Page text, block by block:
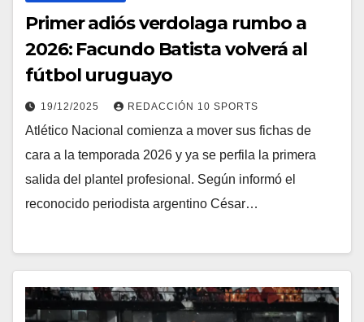
Primer adiós verdolaga rumbo a
2026: Facundo Batista volverá al
fútbol uruguayo
19/12/2025 REDACCIÓN 10 SPORTS
Atlético Nacional comienza a mover sus fichas de
cara a la temporada 2026 y ya se perfila la primera
salida del plantel profesional. Según informó el
reconocido periodista argentino César…